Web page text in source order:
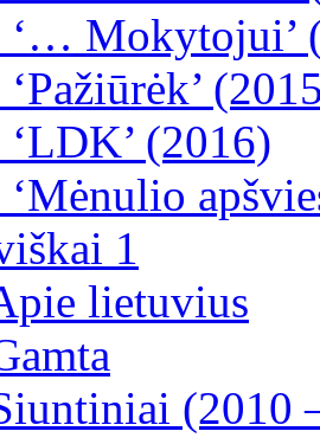
‘… Mokytojui’
‘Pažiūrėk’
‘LDK’ (2016)
‘Mėnulio
1
lietuvius
(2010